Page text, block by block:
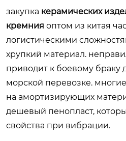
закупка керамических
кремния оптом из китая
логистическими
хрупкий материал.
приводит к боевому браку
морской перевозке.
на амортизирующих
дешевый пенопласт,
свойства при вибрации.